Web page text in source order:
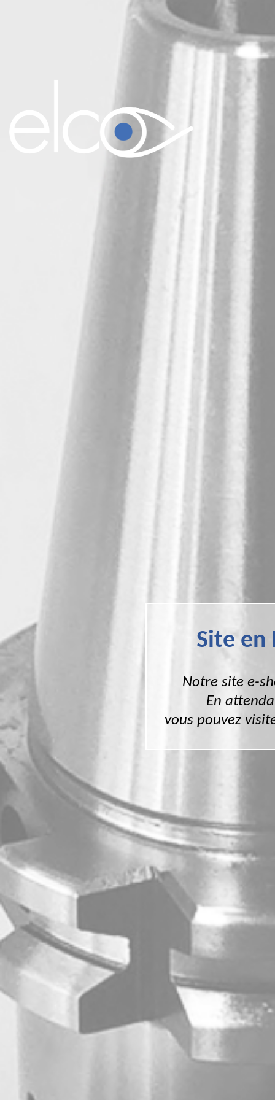
Site en
Notre site e-
En
vous pouvez